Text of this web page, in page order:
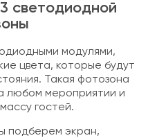
светодиодной
модулями,
цвета, которые будут
Такая фотозона
любом мероприятии и
гостей.
подберем экран,